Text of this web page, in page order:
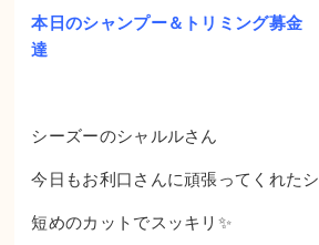
本日のシャンプー＆トリミング募金
達
シーズーのシャルルさん
今日もお利口さんに頑張ってくれた
短めのカットでスッキリ✨